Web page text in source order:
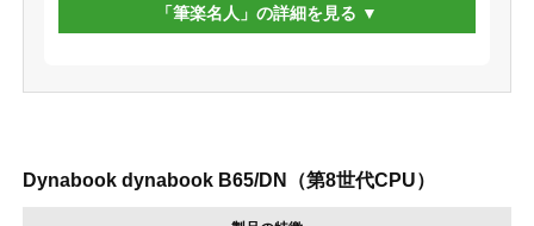
「筆楽名人」の詳細を見る
Dynabook dynabook B65/DN（第8世代CPU）